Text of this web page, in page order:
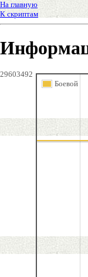
На главную
К скриптам
29603492
Боевой